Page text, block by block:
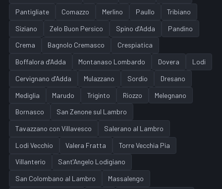
Pantigliate
Comazzo Merlino Paullo
Tribiano
Siziano
Zelo Buon Persico Spino d'Adda
Pandino
Crema
Bagnolo Cremasco
Crespiatica
Boffalora d'Adda
Montanaso Lombardo Dovera
Lodi
Cervignano d'Adda
Mulazzano Sordio
Dresano
Mediglia
Marudo Triginto Riozzo
Melegnano
Bornasco
San Zenone sul Lambro
Tavazzano con Villavesco
Salerano al Lambro
Lodi Vecchio
Valera Fratta
Torre Vecchia Pia
Villanterio
Sant'Angelo Lodigiano
San Colombano al Lambro
Massalengo